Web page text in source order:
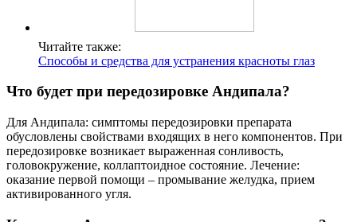
Читайте также:
Способы и средства для устранения красноты глаз
Что будет при передозировке Андипала?
Для Андипала: симптомы передозировки препарата
обусловлены свойствами входящих в него компонентов. При
передозировке возникает выраженная сонливость,
головокружение, коллаптоидное состояние. Лечение:
оказание первой помощи – промывание желудка, прием
активированного угля.